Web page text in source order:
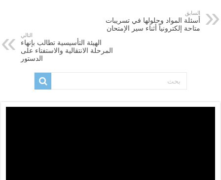
السابق
أسئلة المواد وحلولها في تسريبات
متاحة إلكترونياً أثناء سير الإمتحان
التالي
الهيئة التأسيسية تطالب بإنهاء
المرحلة الانتقالية والاستفتاء على
الدستور